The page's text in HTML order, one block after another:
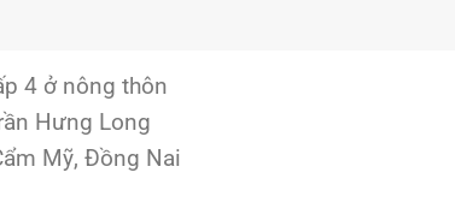
4 ở nông thôn
Hưng Long
Mỹ, Đồng Nai